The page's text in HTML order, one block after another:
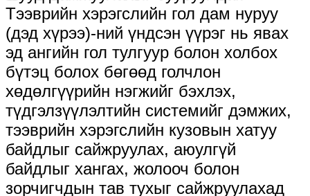
Тээврийн хэрэгслийн гол дам нуруу
(дэд хүрээ)-ний үндсэн үүрэг нь явах
эд ангийн гол тулгуур болон холбох
бүтэц болох бөгөөд голчлон
хөдөлгүүрийн нэгжийг бэхлэх,
түдгэлзүүлэлтийн системийг дэмжих,
тээврийн хэрэгслийн кузовын хатуу
байдлыг сайжруулах, аюулгүй
байдлыг хангах, жолооч болон
зорчигчдын тав тухыг сайжруулахад